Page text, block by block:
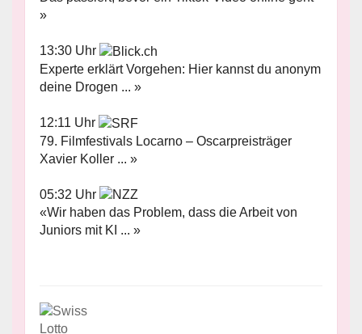
»
13:30 Uhr
Experte erklärt Vorgehen: Hier kannst du anonym
deine Drogen ... »
12:11 Uhr
79. Filmfestivals Locarno – Oscarpreisträger
Xavier Koller ... »
05:32 Uhr
«Wir haben das Problem, dass die Arbeit von
Juniors mit KI ... »